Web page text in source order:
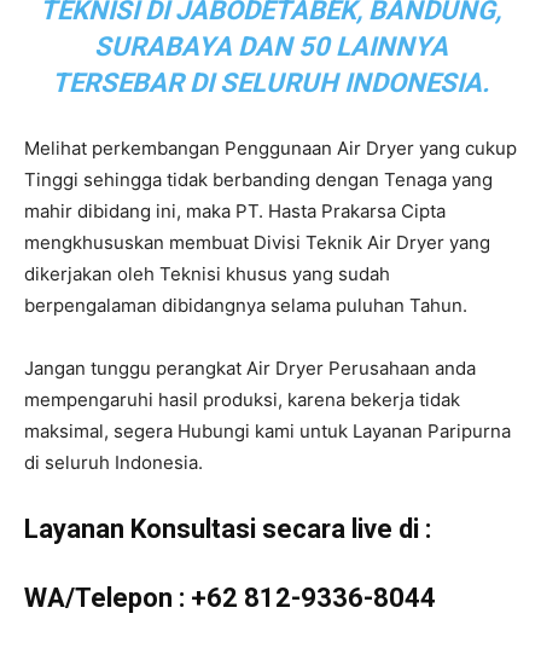
TEKNISI DI JABODETABEK, BANDUNG,
SURABAYA DAN 50 LAINNYA
TERSEBAR DI SELURUH INDONESIA.
Melihat perkembangan Penggunaan Air Dryer yang cukup
Tinggi sehingga tidak berbanding dengan Tenaga yang
mahir dibidang ini, maka PT. Hasta Prakarsa Cipta
mengkhususkan membuat Divisi Teknik Air Dryer yang
dikerjakan oleh Teknisi khusus yang sudah
berpengalaman dibidangnya selama puluhan Tahun.
Jangan tunggu perangkat Air Dryer Perusahaan anda
mempengaruhi hasil produksi, karena bekerja tidak
maksimal, segera Hubungi kami untuk Layanan Paripurna
di seluruh Indonesia.
Layanan Konsultasi secara live di :
WA/Telepon : +62 812-9336-8044